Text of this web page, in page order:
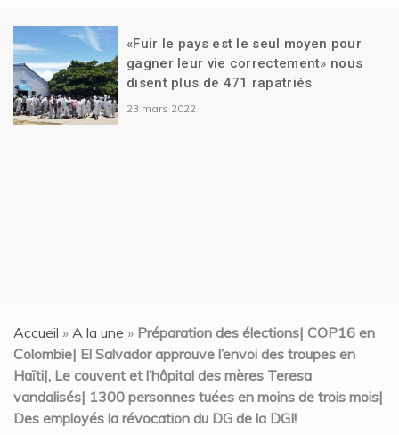
«Fuir le pays est le seul moyen pour
gagner leur vie correctement» nous
disent plus de 471 rapatriés
23 mars 2022
Accueil » A la une » Préparation des élections| COP16 en
Colombie| El Salvador approuve l’envoi des troupes en
Haïti|, Le couvent et l’hôpital des mères Teresa
vandalisés| 1300 personnes tuées en moins de trois mois|
Des employés la révocation du DG de la DGI!